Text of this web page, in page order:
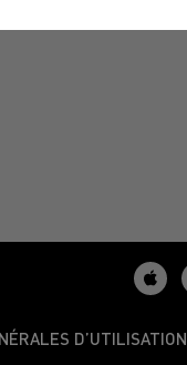
D’UTILISATION